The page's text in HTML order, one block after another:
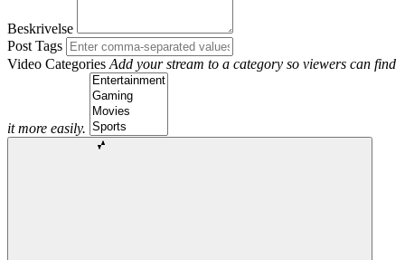
Beskrivelse
Post Tags
Video Categories Add your stream to a category so viewers can find
it more easily.